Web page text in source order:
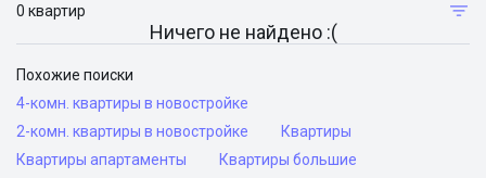
0 квартир
Ничего не найдено :(
Похожие поиски
4-комн. квартиры в новостройке
2-комн. квартиры в новостройке
Квартиры
Квартиры апартаменты
Квартиры большие